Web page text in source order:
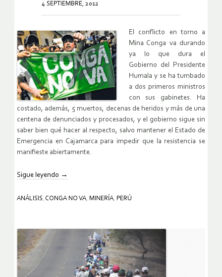
4 SEPTIEMBRE, 2012
El conflicto en torno a
Mina Conga va durando
ya lo que dura el
Gobierno del Presidente
Humala y se ha tumbado
a dos primeros ministros
con sus gabinetes. Ha
costado, además, 5 muertos, decenas de heridos y más de una
centena de denunciados y procesados, y el gobierno sigue sin
saber bien qué hacer al respecto, salvo mantener el Estado de
Emergencia en Cajamarca para impedir que la resistencia se
manifieste abiertamente.
Sigue leyendo →
ANÁLISIS, CONGA NO VA, MINERÍA, PERÚ